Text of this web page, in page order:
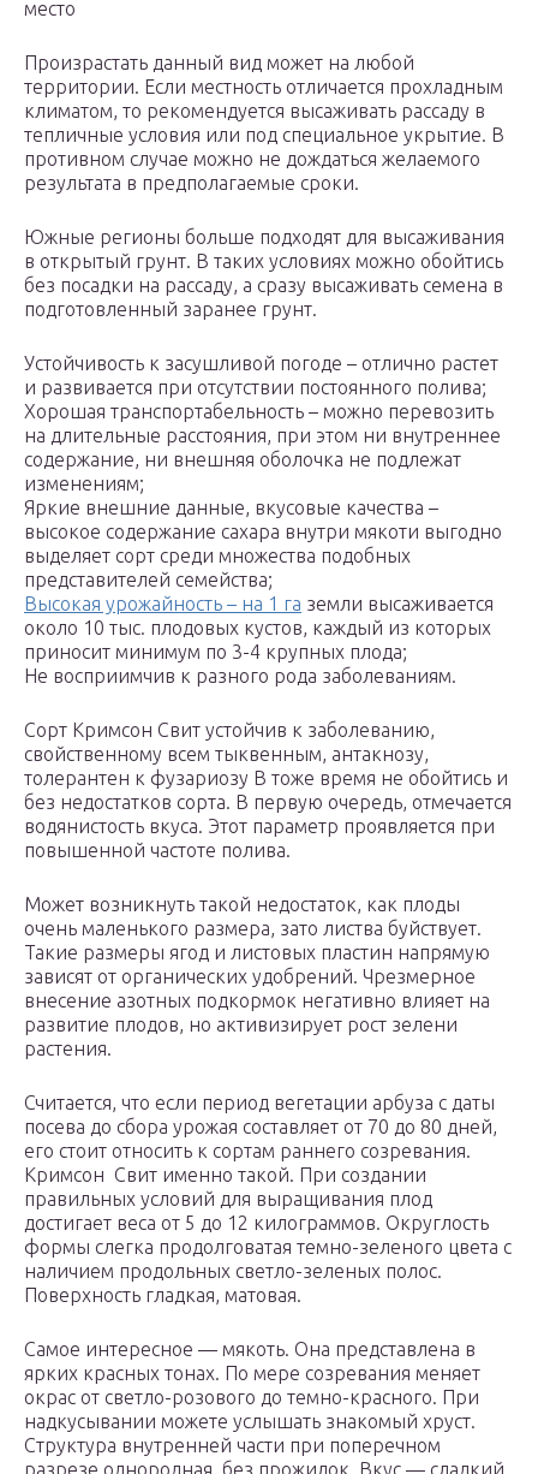
место
Произрастать данный вид может на любой
территории. Если местность отличается прохладным
климатом, то рекомендуется высаживать рассаду в
тепличные условия или под специальное укрытие. В
противном случае можно не дождаться желаемого
результата в предполагаемые сроки.
Южные регионы больше подходят для высаживания
в открытый грунт. В таких условиях можно обойтись
без посадки на рассаду, а сразу высаживать семена в
подготовленный заранее грунт.
Устойчивость к засушливой погоде – отлично растет
и развивается при отсутствии постоянного полива;
Хорошая транспортабельность – можно перевозить
на длительные расстояния, при этом ни внутреннее
содержание, ни внешняя оболочка не подлежат
изменениям;
Яркие внешние данные, вкусовые качества –
высокое содержание сахара внутри мякоти выгодно
выделяет сорт среди множества подобных
представителей семейства;
Высокая урожайность – на 1 га земли высаживается
около 10 тыс. плодовых кустов, каждый из которых
приносит минимум по 3-4 крупных плода;
Не восприимчив к разного рода заболеваниям.
Сорт Кримсон Свит устойчив к заболеванию,
свойственному всем тыквенным, антакнозу,
толерантен к фузариозу В тоже время не обойтись и
без недостатков сорта. В первую очередь, отмечается
водянистость вкуса. Этот параметр проявляется при
повышенной частоте полива.
Может возникнуть такой недостаток, как плоды
очень маленького размера, зато листва буйствует.
Такие размеры ягод и листовых пластин напрямую
зависят от органических удобрений. Чрезмерное
внесение азотных подкормок негативно влияет на
развитие плодов, но активизирует рост зелени
растения.
Считается, что если период вегетации арбуза с даты
посева до сбора урожая составляет от 70 до 80 дней,
его стоит относить к сортам раннего созревания.
Кримсон Свит именно такой. При создании
правильных условий для выращивания плод
достигает веса от 5 до 12 килограммов. Округлость
формы слегка продолговатая темно-зеленого цвета с
наличием продольных светло-зеленых полос.
Поверхность гладкая, матовая.
Самое интересное — мякоть. Она представлена в
ярких красных тонах. По мере созревания меняет
окрас от светло-розового до темно-красного. При
надкусывании можете услышать знакомый хруст.
Структура внутренней части при поперечном
разрезе однородная, без прожилок. Вкус — сладкий.